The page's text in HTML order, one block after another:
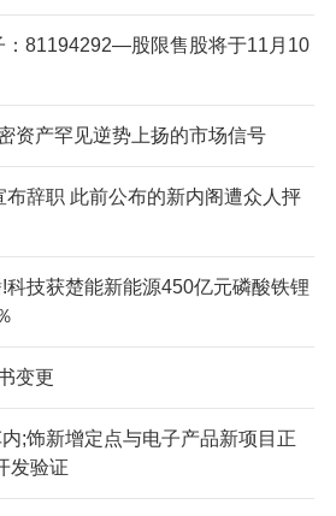
81194292—股限售股将于11月10
资产罕见逆势上扬的市场信号
辞职 此前公布的新内阁遭众人抨
技获楚能新能源450亿元磷酸铁锂
变更
;饰新增定点与电子产品新项目正
发验证